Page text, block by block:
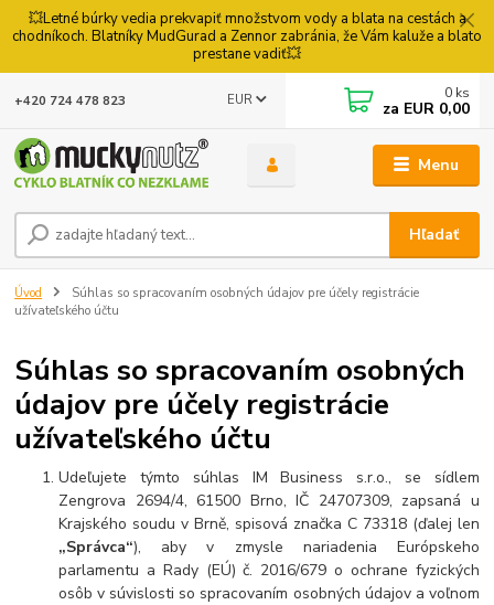
💥Letné búrky vedia prekvapiť množstvom vody a blata na cestách a
chodníkoch. Blatníky MudGurad a Zennor zabránia, že Vám kaluže a blato
prestane vadiť💥
Menu
EUR
Hľadať
+420 724 478 823 0 ks
za EUR 0,00
Úvod
Súhlas so spracovaním osobných údajov pre účely registrácie
užívateľského účtu
Súhlas so spracovaním osobných
údajov pre účely registrácie
užívateľského účtu
Udeľujete týmto súhlas IM Business s.r.o., se sídlem
Zengrova 2694/4, 61500 Brno, IČ 24707309, zapsaná u
Krajského soudu v Brně, spisová značka C 73318 (ďalej len
„Správca“), aby v zmysle nariadenia Európskeho
parlamentu a Rady (EÚ) č. 2016/679 o ochrane fyzických
osôb v súvislosti so spracovaním osobných údajov a voľnom